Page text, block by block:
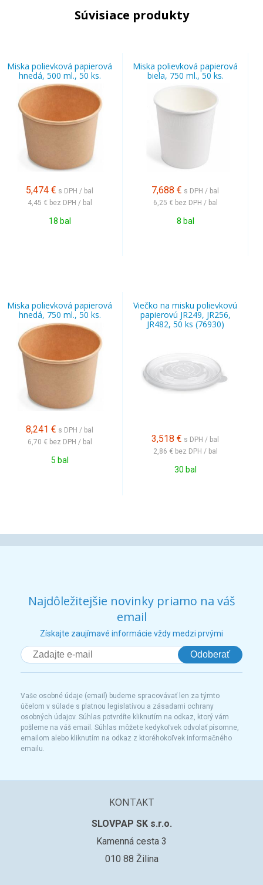
Súvisiace produkty
Miska polievková papierová
hnedá, 500 ml., 50 ks.
5,474 € s DPH / bal
4,45 € bez DPH / bal
18 bal
Miska polievková papierová
biela, 750 ml., 50 ks.
7,688 € s DPH / bal
6,25 € bez DPH / bal
8 bal
Miska polievková papierová
hnedá, 750 ml., 50 ks.
8,241 € s DPH / bal
6,70 € bez DPH / bal
5 bal
Viečko na misku polievkovú
papierovú JR249, JR256,
JR482, 50 ks (76930)
3,518 € s DPH / bal
2,86 € bez DPH / bal
30 bal
Najdôležitejšie novinky priamo na váš
email
Získajte zaujímavé informácie vždy medzi prvými
Odoberať
Vaše osobné údaje (email) budeme spracovávať len za týmto
účelom v súlade s platnou legislatívou a zásadami ochrany
osobných údajov. Súhlas potvrdíte kliknutím na odkaz, ktorý vám
pošleme na váš email. Súhlas môžete kedykoľvek odvolať písomne,
emailom alebo kliknutím na odkaz z ktoréhokoľvek informačného
emailu.
KONTAKT
SLOVPAP SK s.r.o.
Kamenná cesta 3
010 88 Žilina